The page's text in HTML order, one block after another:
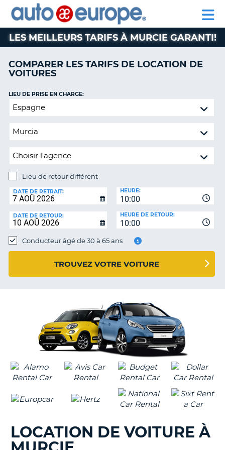
LOCATION
DE
VOITURES
CAMPING-
CAR
PARTENAIRE
SUPPORT
CLIENT
AUTO
EUROPE
LOCATION
DE
VOITURES
CAMPING-
PARTENAIRE
SUPPORT
COMPTE
MA
LANGUAGE
LES MEILLEURS TARIFS À MURCIE GARANTI!
COMPARER LES TARIFS DE LOCATION DE
VOITURES
Lieu
retour
LIEU DE PRISE EN CHARGE:
Lieu de retour différent
DE
RETOUR:
DATE DE RETRAIT:
10:00
HEURE:
DATE DE RETOUR:
10:00
HEURE DE RETOUR:
Conducteur âgé de 30 à 65 ans
TROUVEZ VOTRE VOITURE
LOCATION DE VOITURE À